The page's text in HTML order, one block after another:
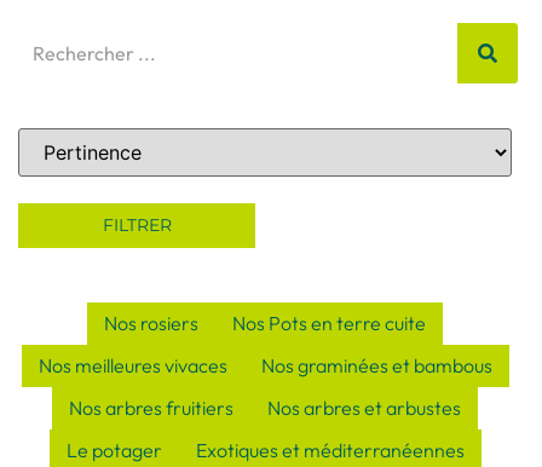
Sort Products
FILTRER
Nos rosiers
Nos Pots en terre cuite
Nos meilleures vivaces
Nos graminées et bambous
Nos arbres fruitiers
Nos arbres et arbustes
Le potager
Exotiques et méditerranéennes